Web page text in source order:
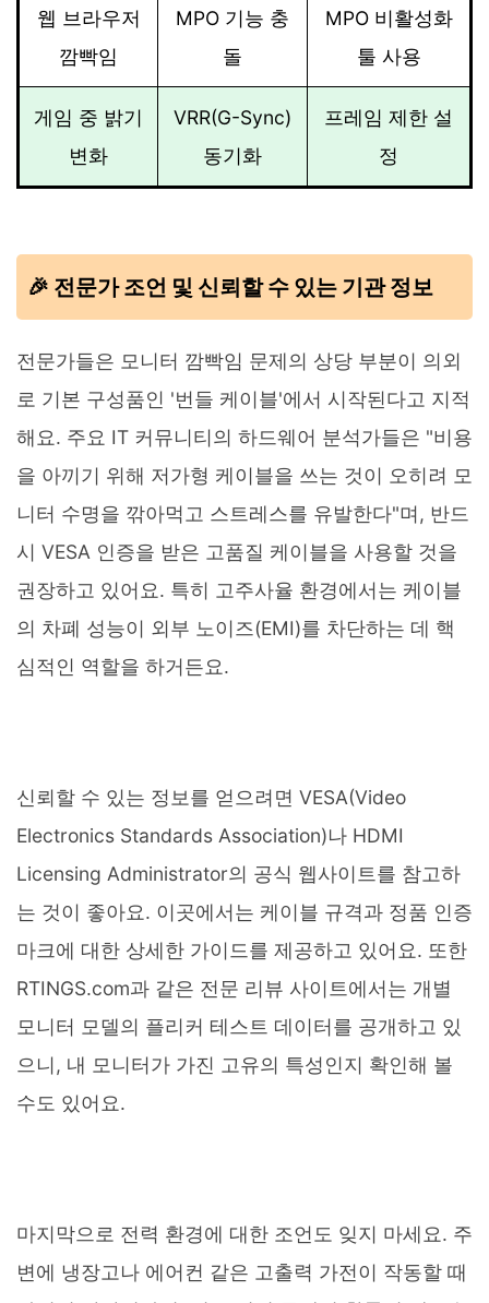
웹 브라우저
깜빡임
MPO 기능 충
돌
MPO 비활성화
툴 사용
게임 중 밝기
변화
VRR(G-Sync)
동기화
프레임 제한 설
정
🎉 전문가 조언 및 신뢰할 수 있는 기관 정보
전문가들은 모니터 깜빡임 문제의 상당 부분이 의외
로 기본 구성품인 '번들 케이블'에서 시작된다고 지적
해요. 주요 IT 커뮤니티의 하드웨어 분석가들은 "비용
을 아끼기 위해 저가형 케이블을 쓰는 것이 오히려 모
니터 수명을 깎아먹고 스트레스를 유발한다"며, 반드
시 VESA 인증을 받은 고품질 케이블을 사용할 것을
권장하고 있어요. 특히 고주사율 환경에서는 케이블
의 차폐 성능이 외부 노이즈(EMI)를 차단하는 데 핵
심적인 역할을 하거든요.
신뢰할 수 있는 정보를 얻으려면 VESA(Video
Electronics Standards Association)나 HDMI
Licensing Administrator의 공식 웹사이트를 참고하
는 것이 좋아요. 이곳에서는 케이블 규격과 정품 인증
마크에 대한 상세한 가이드를 제공하고 있어요. 또한
RTINGS.com과 같은 전문 리뷰 사이트에서는 개별
모니터 모델의 플리커 테스트 데이터를 공개하고 있
으니, 내 모니터가 가진 고유의 특성인지 확인해 볼
수도 있어요.
마지막으로 전력 환경에 대한 조언도 잊지 마세요. 주
변에 냉장고나 에어컨 같은 고출력 가전이 작동할 때